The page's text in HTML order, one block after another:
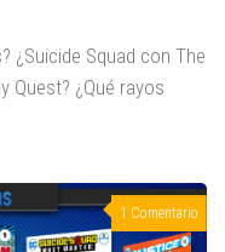
¿Suicide Squad con The
Quest? ¿Qué rayos
1 Comentario